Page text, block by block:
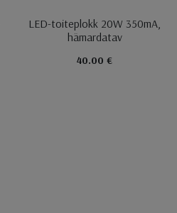
LED-toiteplokk 20W 350mA,
hämardatav
40.00 €